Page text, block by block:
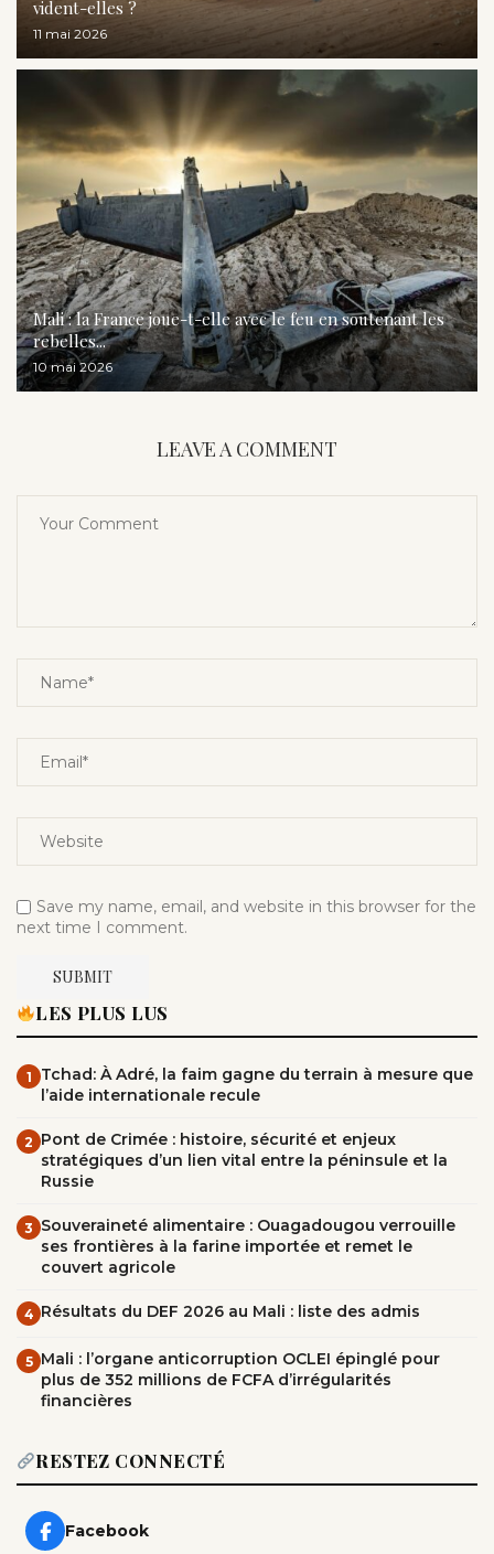
vident-elles ?
11 mai 2026
Mali : la France joue-t-elle avec le feu en soutenant les
rebelles...
10 mai 2026
LEAVE A COMMENT
Save my name, email, and website in this browser for the
next time I comment.
LES PLUS LUS
1
Tchad: À Adré, la faim gagne du terrain à mesure que
l’aide internationale recule
2 Pont de Crimée : histoire, sécurité et enjeux
stratégiques d’un lien vital entre la péninsule et la
Russie
3 Souveraineté alimentaire : Ouagadougou verrouille
ses frontières à la farine importée et remet le
couvert agricole
4 Résultats du DEF 2026 au Mali : liste des admis
5 Mali : l’organe anticorruption OCLEI épinglé pour
plus de 352 millions de FCFA d’irrégularités
financières
RESTEZ CONNECTÉ
Facebook